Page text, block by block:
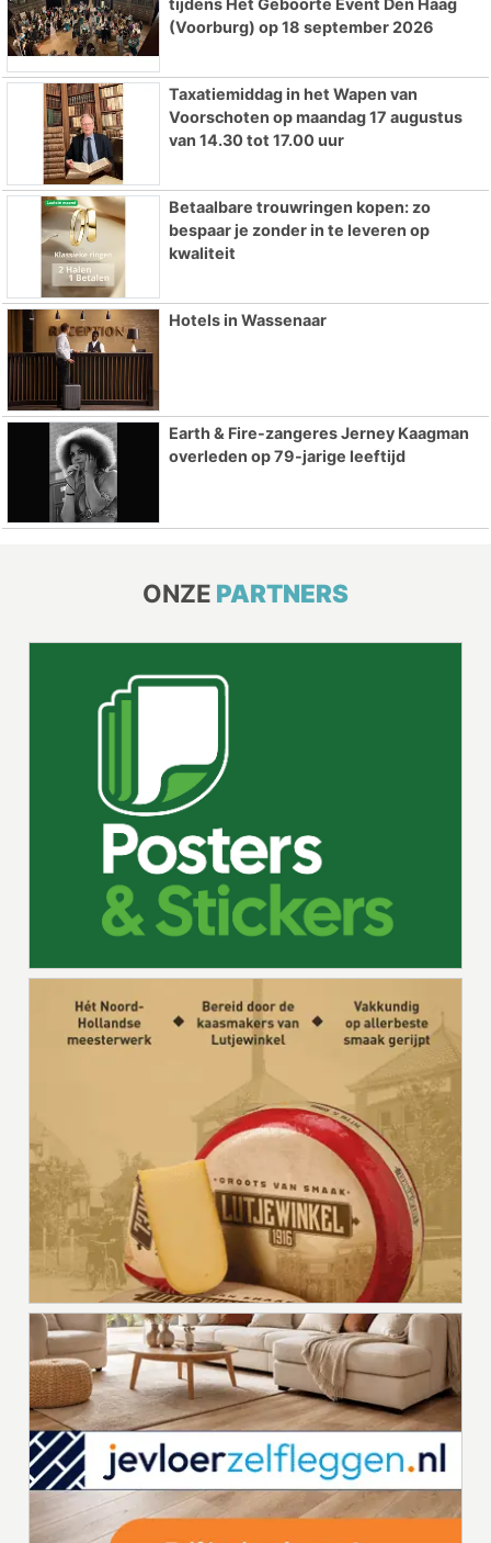
tijdens Het Geboorte Event Den Haag
(Voorburg) op 18 september 2026
Taxatiemiddag in het Wapen van
Voorschoten op maandag 17 augustus
van 14.30 tot 17.00 uur
Betaalbare trouwringen kopen: zo
bespaar je zonder in te leveren op
kwaliteit
Hotels in Wassenaar
Earth & Fire-zangeres Jerney Kaagman
overleden op 79-jarige leeftijd
ONZE PARTNERS